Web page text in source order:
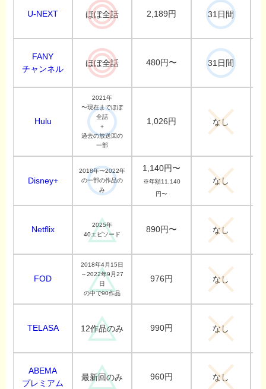
U-NEXT ほぼ全話 2,189円 31日間
FANY
チャンネル
ほぼ全話 480円〜 31日間
Hulu
2021年
〜現在までほぼ
全話
＋
過去の放送回の
一部
1,026円 なし
Disney+
2018年〜2022年
の一部の作品の
み
1,140円〜
※年額11,140
円〜
なし
Netflix
2025年
40エピソード
890円〜 なし
FOD
2018年4月15日
～2022年9月27
日
の中で90作品
976円 なし
TELASA 12作品のみ 990円 なし
ABEMA
プレミアム
最新回のみ 960円 なし